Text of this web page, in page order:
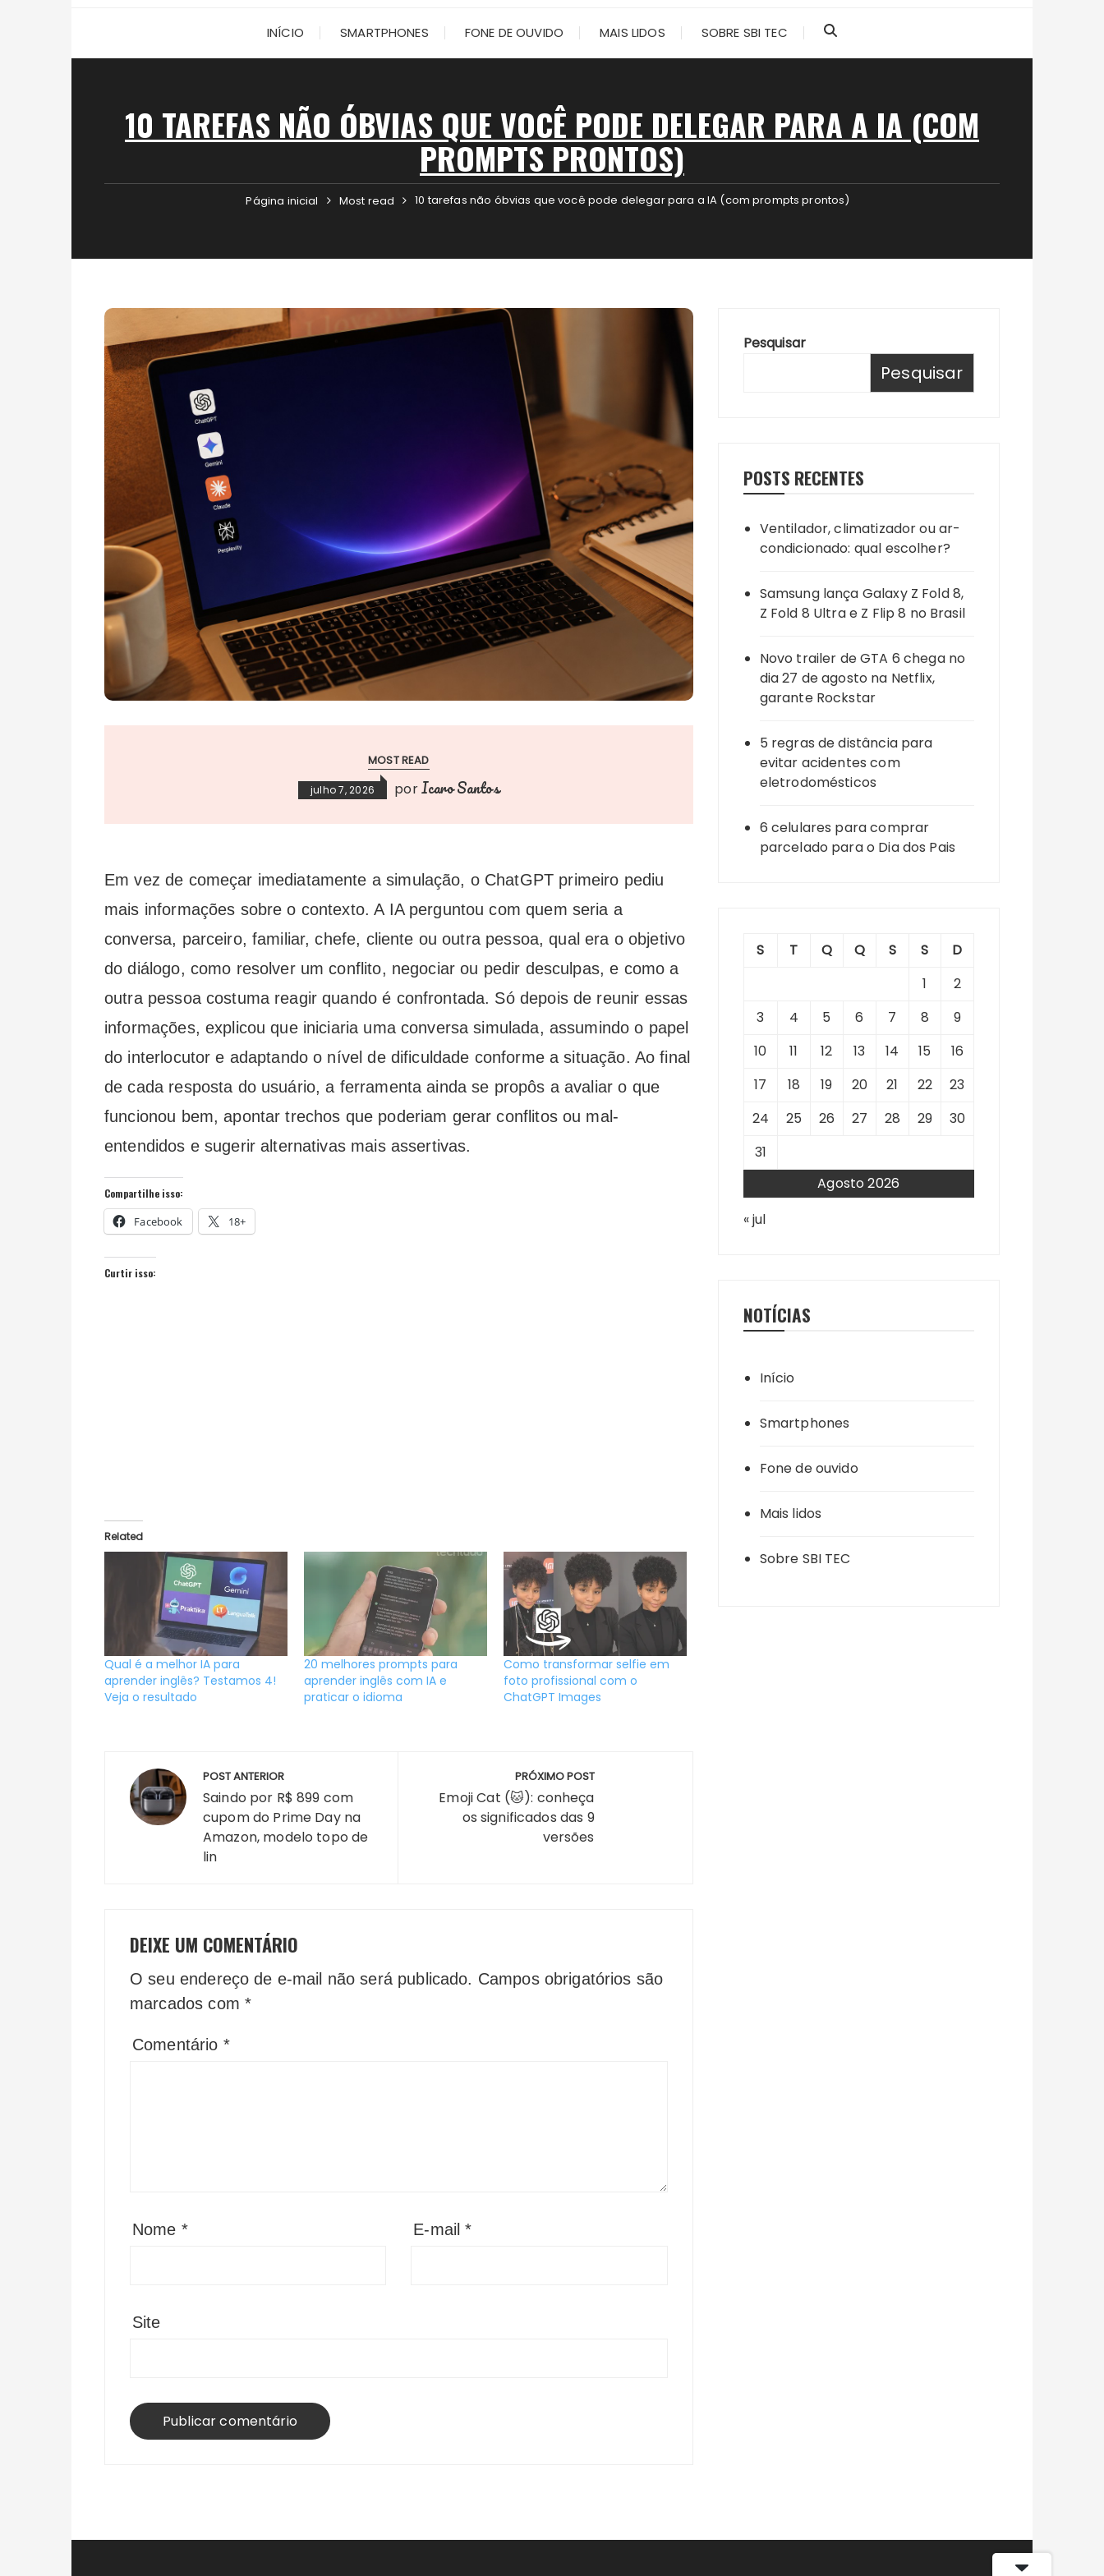
INÍCIO SMARTPHONES FONE DE OUVIDO MAIS LIDOS SOBRE SBI TEC
10 TAREFAS NÃO ÓBVIAS QUE VOCÊ PODE DELEGAR PARA A IA (COM
PROMPTS PRONTOS)
Página inicial Most read 10 tarefas não óbvias que você pode delegar para a IA (com prompts prontos)
MOST READ
julho 7, 2026 porIcaro Santos
Em vez de começar imediatamente a simulação, o ChatGPT primeiro pediu
mais informações sobre o contexto. A IA perguntou com quem seria a
conversa, parceiro, familiar, chefe, cliente ou outra pessoa, qual era o objetivo
do diálogo, como resolver um conflito, negociar ou pedir desculpas, e como a
outra pessoa costuma reagir quando é confrontada. Só depois de reunir essas
informações, explicou que iniciaria uma conversa simulada, assumindo o papel
do interlocutor e adaptando o nível de dificuldade conforme a situação. Ao final
de cada resposta do usuário, a ferramenta ainda se propôs a avaliar o que
funcionou bem, apontar trechos que poderiam gerar conflitos ou mal-
entendidos e sugerir alternativas mais assertivas.
Compartilhe isso:
Facebook 18+
Curtir isso:
Related
Qual é a melhor IA para
aprender inglês? Testamos 4!
Veja o resultado
20 melhores prompts para
aprender inglês com IA e
praticar o idioma
Como transformar selfie em
foto profissional com o
ChatGPT Images
Navegação
de
Post
POST ANTERIOR
Saindo por R$ 899 com
cupom do Prime Day na
Amazon, modelo topo de
lin
PRÓXIMO POST
Emoji Cat (🐱): conheça
os significados das 9
versões
DEIXE UM COMENTÁRIO
O seu endereço de e-mail não será publicado. Campos obrigatórios são
marcados com *
Comentário *
Nome * E-mail*
Site
Pesquisar
Pesquisar
POSTS RECENTES
Ventilador, climatizador ou ar-
condicionado: qual escolher?
Samsung lança Galaxy Z Fold 8,
Z Fold 8 Ultra e Z Flip 8 no Brasil
Novo trailer de GTA 6 chega no
dia 27 de agosto na Netflix,
garante Rockstar
5 regras de distância para
evitar acidentes com
eletrodomésticos
6 celulares para comprar
parcelado para o Dia dos Pais
Agosto 2026
S T Q Q S S
D
1
2
3
4 5 6 7 8
9
10
11 12 13 14 15
16
17
18 19 20 21 22
23
24
25 26 27 28 29
30
31
« jul
NOTÍCIAS
Início
Smartphones
Fone de ouvido
Mais lidos
Sobre SBI TEC